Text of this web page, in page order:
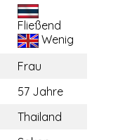
Fließend
Wenig
Frau
57 Jahre
Thailand